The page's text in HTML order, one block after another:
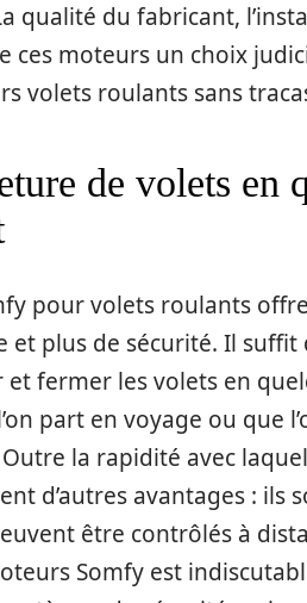
qualité du fabricant,
ces moteurs un choix
volets roulants sans
de volets en
pour volets roulants
et plus de sécurité. Il
fermer les volets en
part en voyage ou que
la rapidité avec
d’autres avantages : ils
être contrôlés à
Somfy est